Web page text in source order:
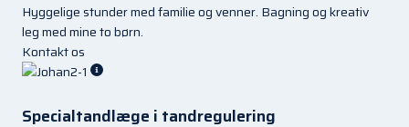
Hyggelige stunder med familie og venner. Bagning og kreativ
leg med mine to børn.
Kontakt os
Specialtandlæge i tandregulering